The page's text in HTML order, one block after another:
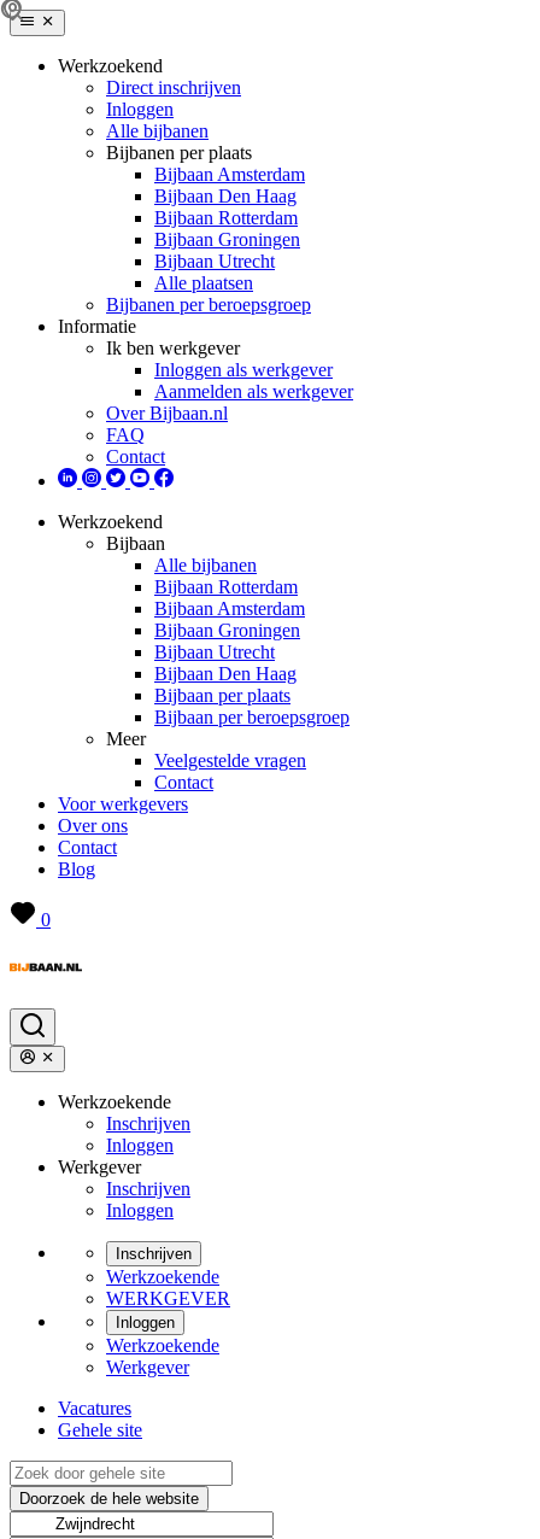
Werkzoekend
Direct inschrijven
Inloggen
Alle bijbanen
Bijbanen per plaats
Bijbaan Amsterdam
Bijbaan Den Haag
Bijbaan Rotterdam
Bijbaan Groningen
Bijbaan Utrecht
Alle plaatsen
Bijbanen per beroepsgroep
Informatie
Ik ben werkgever
Inloggen als werkgever
Aanmelden als werkgever
Over Bijbaan.nl
FAQ
Contact
Werkzoekend
Bijbaan
Alle bijbanen
Bijbaan Rotterdam
Bijbaan Amsterdam
Bijbaan Groningen
Bijbaan Utrecht
Bijbaan Den Haag
Bijbaan per plaats
Bijbaan per beroepsgroep
Meer
Veelgestelde vragen
Contact
Voor werkgevers
Over ons
Contact
Blog
0
Werkzoekende
Inschrijven
Inloggen
Werkgever
Inschrijven
Inloggen
Inschrijven
Werkzoekende
WERKGEVER
Inloggen
Werkzoekende
Werkgever
Vacatures
Gehele site